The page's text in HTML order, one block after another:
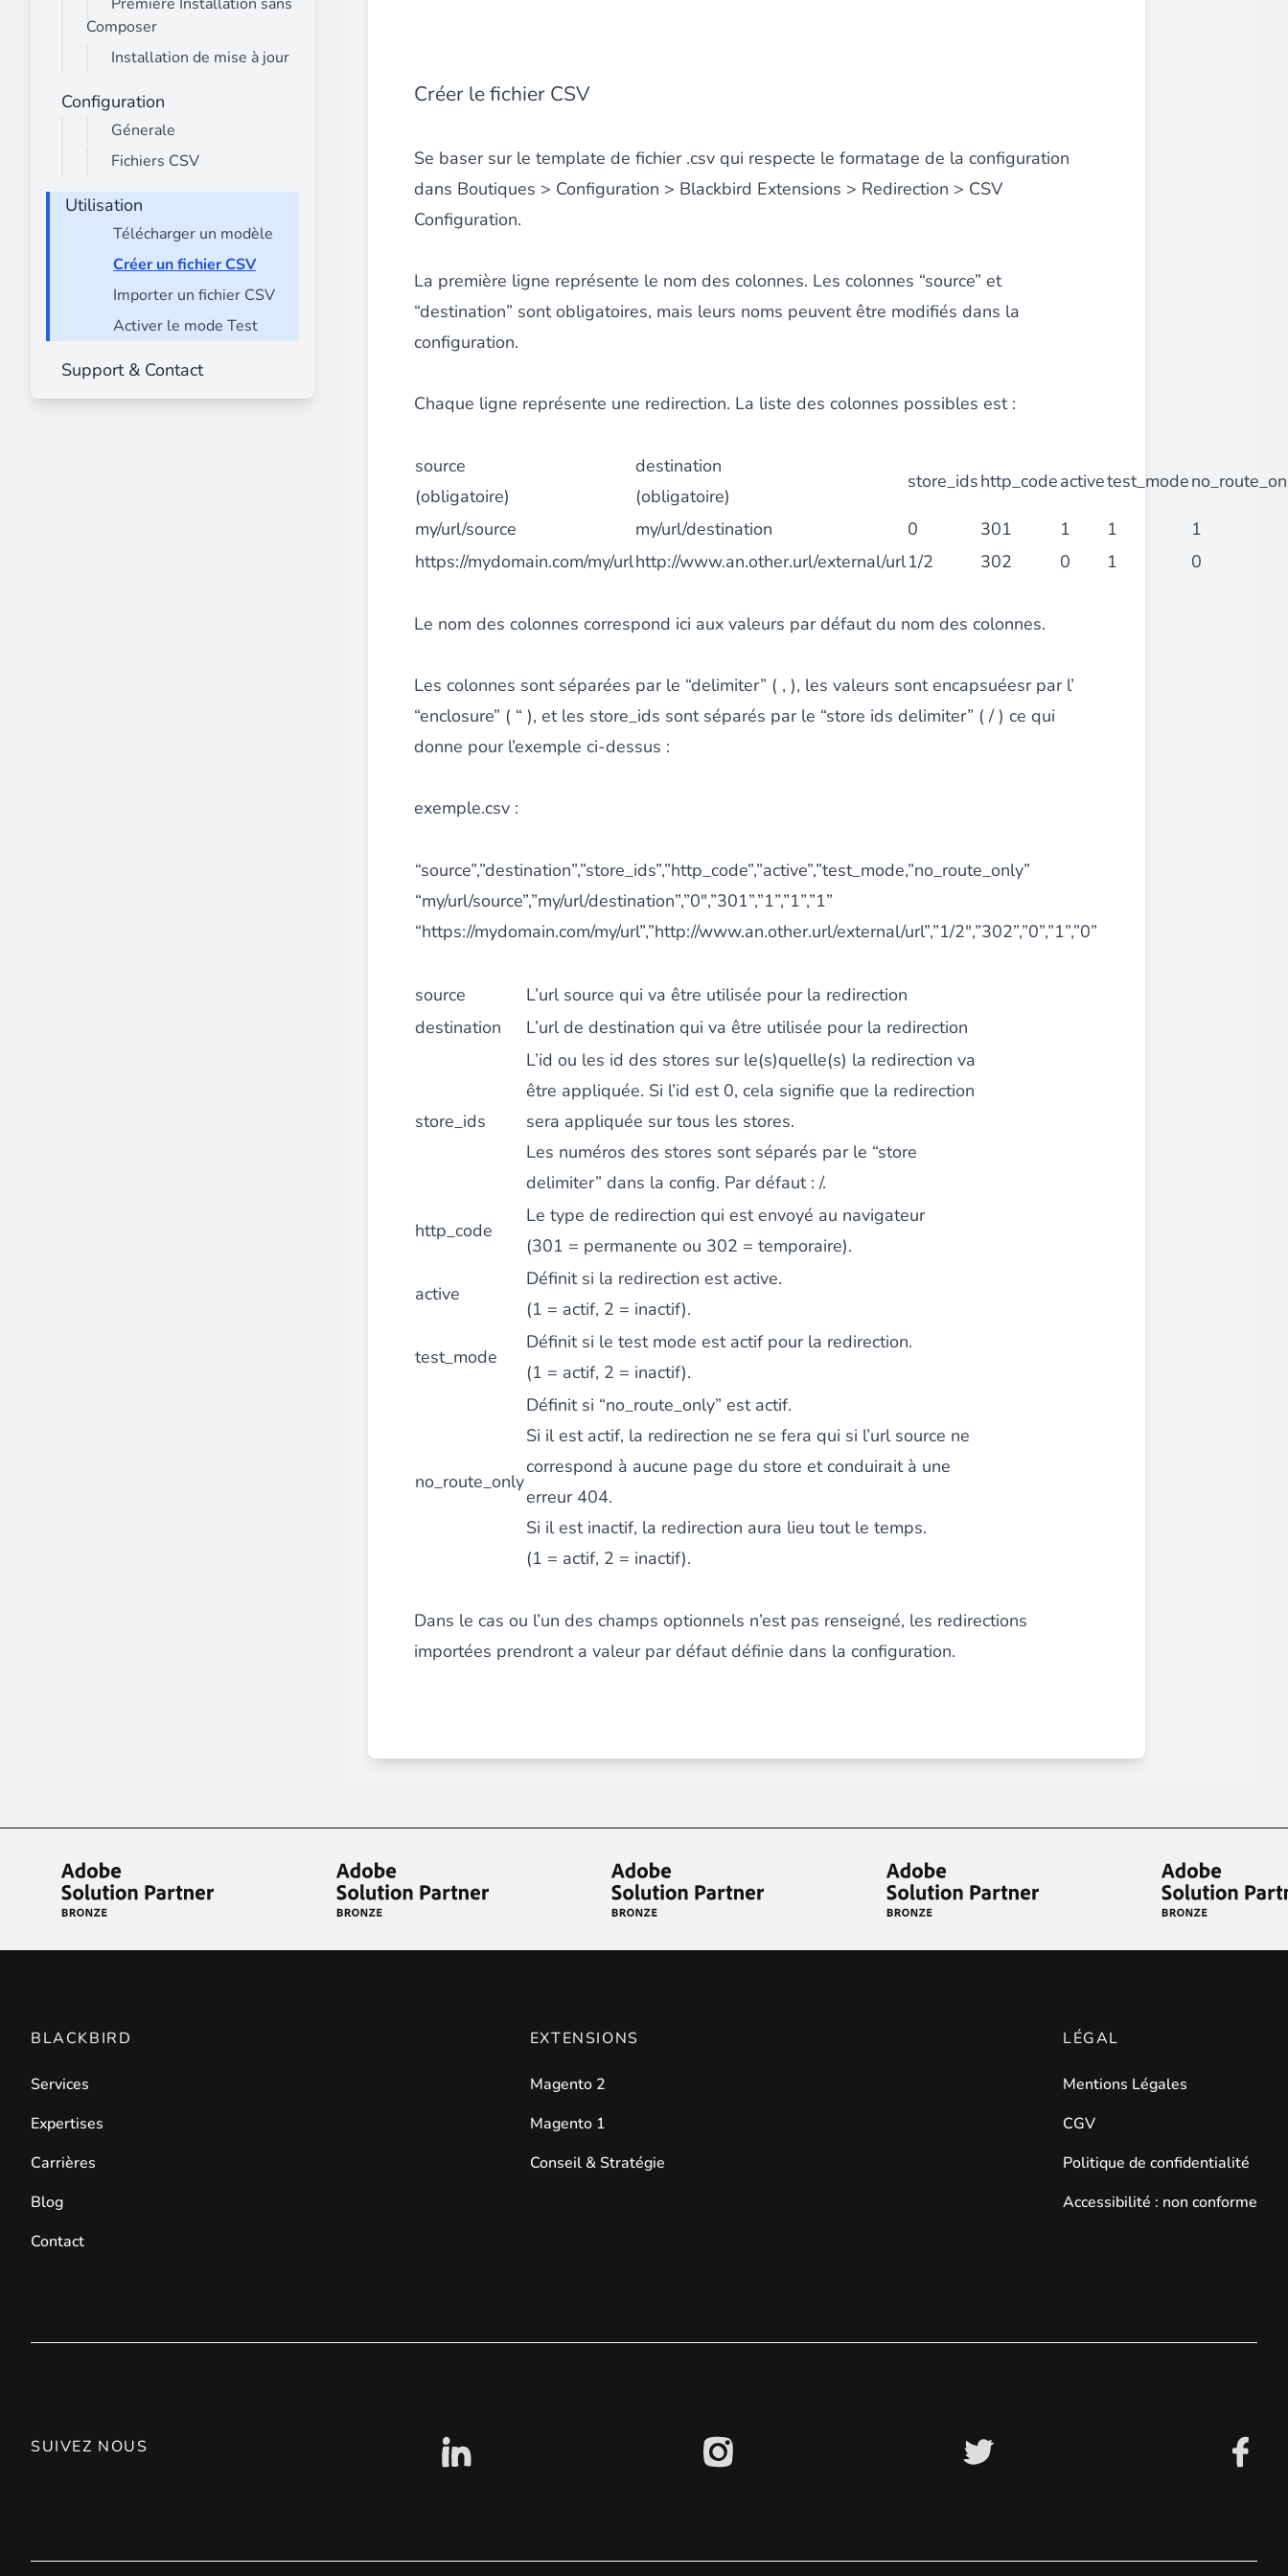
Advanced Mega Menu Manager
________
⟶ découvrir l'extension
La meilleure solution pour l'intégration des paiements via le groupe Crédit Mutuel.
⟶ découvrir l'extension
Advanced JS Bundling
________
Améliorez les performances de votre boutique en générant des Bundles JS optimisés
pour Magento. Implémentation simple et rapide.
Organisez facilement vos produits dans les catégories par simple effet de
drag and drop
. Une solution intuitive pour un gain de temps considérable !
Saisissez toutes les opportunités de conversion en permettant à vos clients et à vos visiteurs d'êtrealertés du retour en stock de leurs produits préférés.
Créer le fichier CSV
Se baser sur le template de fichier .csv qui respecte le formatage de la configuration
dans Boutiques > Configuration > Blackbird Extensions > Redirection > CSV
Configuration.
La première ligne représente le nom des colonnes. Les colonnes “source” et
“destination” sont obligatoires, mais leurs noms peuvent être modifiés dans la
configuration.
Chaque ligne représente une redirection. La liste des colonnes possibles est :
source
(obligatoire)
destination
(obligatoire)
store_idshttp_codeactivetest_mode
my/url/source my/url/destination 0 301 1 1
1
https://mydomain.com/my/urlhttp://www.an.other.url/external/url1/2 302 0 1 0
Le nom des colonnes correspond ici aux valeurs par défaut du nom des colonnes.
Les colonnes sont séparées par le “delimiter” ( , ), les valeurs sont encapsuéesr par l’
“enclosure” ( “ ), et les store_ids sont séparés par le “store ids delimiter” ( / ) ce qui
donne pour l’exemple ci-dessus :
exemple.csv :
“source”,”destination”,”store_ids”,”http_code”,”active”,”test_mode,”no_route_only”
“my/url/source”,”my/url/destination”,”0",”301”,”1”,”1”,”1”
“https://mydomain.com/my/url”,”http://www.an.other.url/external/url”,”1/2",”302”,”0”,”1”,”0”
source
L’url source qui va être utilisée pour la redirection
destination
L’url de destination qui va être utilisée pour la redirection
store_ids
L’id ou les id des stores sur le(s)quelle(s) la redirection va
être appliquée. Si l’id est 0, cela signifie que la redirection
sera appliquée sur tous les stores.
Les numéros des stores sont séparés par le “store
delimiter” dans la config. Par défaut : /.
http_code
Le type de redirection qui est envoyé au navigateur
(301 = permanente ou 302 = temporaire).
active
Définit si la redirection est active.
(1 = actif, 2 = inactif).
test_mode
Définit si le test mode est actif pour la redirection.
(1 = actif, 2 = inactif).
no_route_only
Définit si “no_route_only” est actif.
Si il est actif, la redirection ne se fera qui si l’url source ne
correspond à aucune page du store et conduirait à une
erreur 404.
Si il est inactif, la redirection aura lieu tout le temps.
(1 = actif, 2 = inactif).
Dans le cas ou l’un des champs optionnels n’est pas renseigné, les redirections
importées prendront a valeur par défaut définie dans la configuration.
Composer
Installation de mise à jour
Configuration
Génerale
Fichiers CSV
Utilisation
Télécharger un modèle
Créer un fichier CSV
Importer un fichier CSV
Activer le mode Test
Support & Contact
BLACKBIRD
Services
Expertises
Carrières
Blog
Contact
EXTENSIONS
Magento 2
Magento 1
Conseil & Stratégie
LÉGAL
Mentions Légales
CGV
Politique de confidentialité
Accessibilité : non conforme
SUIVEZ NOUS